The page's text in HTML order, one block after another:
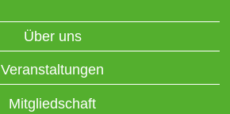
Über uns
Veranstaltungen
Mitgliedschaft